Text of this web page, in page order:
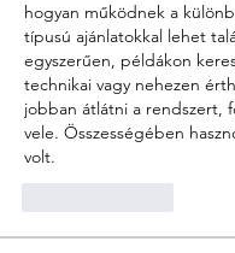
hogyan működnek a
típusú ajánlatokkal lehet
egyszerűen, példákon
technikai vagy nehezen
jobban átlátni a rendszert,
vele. Összességében
volt.